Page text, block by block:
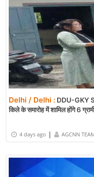
Delhi / Delhi : DDU-GKY
किले के समारोह में शामिल होंगे 6
4 days ago | AGCNN